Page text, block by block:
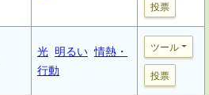
投票
光 明るい 情熱・
行動
ツール
投票